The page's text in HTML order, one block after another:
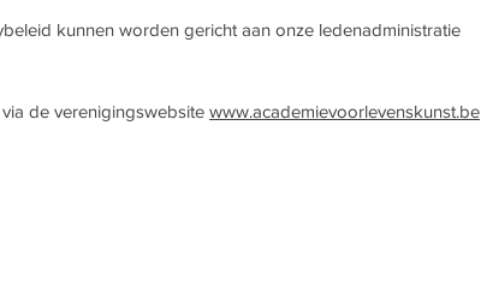
kunnen worden gericht aan onze ledenadministratie
de verenigingswebsite www.academievoorlevenskunst.be